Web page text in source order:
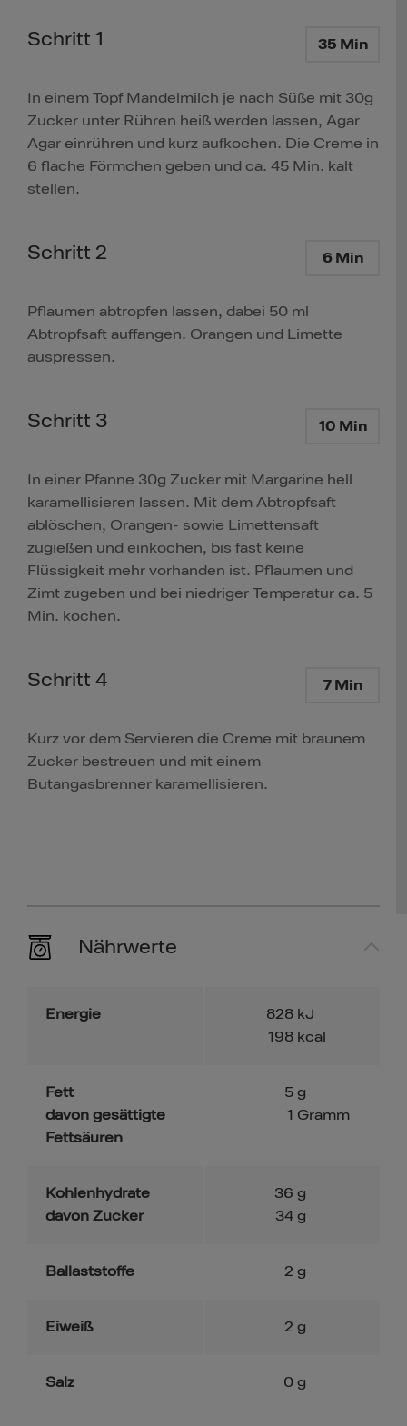
Schritt 1 35 Min
In einem Topf Mandelmilch je nach Süße mit 30g
Zucker unter Rühren heiß werden lassen, Agar
Agar einrühren und kurz aufkochen. Die Creme in
6 flache Förmchen geben und ca. 45 Min. kalt
stellen.
Schritt 2 6 Min
Pflaumen abtropfen lassen, dabei 50 ml
Abtropfsaft auffangen. Orangen und Limette
auspressen.
Schritt 3 10 Min
In einer Pfanne 30g Zucker mit Margarine hell
karamellisieren lassen. Mit dem Abtropfsaft
ablöschen, Orangen- sowie Limettensaft
zugießen und einkochen, bis fast keine
Flüssigkeit mehr vorhanden ist. Pflaumen und
Zimt zugeben und bei niedriger Temperatur ca. 5
Min. kochen.
Schritt 4 7 Min
Kurz vor dem Servieren die Creme mit braunem
Zucker bestreuen und mit einem
Butangasbrenner karamellisieren.
Nährwerte
Energie 828 kJ
198 kcal
Fett
davon gesättigte
Fettsäuren
5 g
1 Gramm
Kohlenhydrate
davon Zucker
36 g
34 g
Ballaststoffe 2 g
Eiweiß 2 g
Salz 0 g